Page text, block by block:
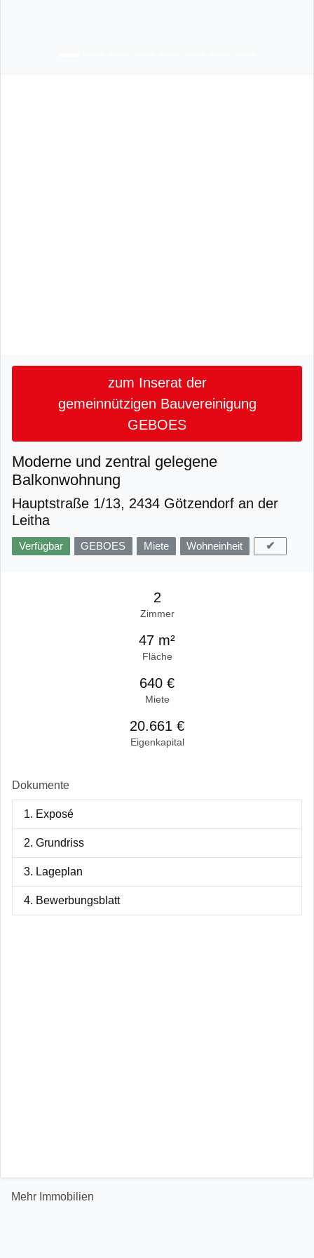
zum Inserat der
gemeinnützigen Bauvereinigung
GEBOES
Moderne und zentral gelegene
Balkonwohnung
Hauptstraße 1/13, 2434 Götzendorf an der
Leitha
Verfügbar GEBOES Miete Wohneinheit ✔
2
Zimmer
47 m²
Fläche
640 €
Miete
20.661 €
Eigenkapital
Dokumente
1. Exposé
2. Grundriss
3. Lageplan
4. Bewerbungsblatt
Mehr Immobilien